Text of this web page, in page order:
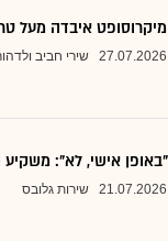
מיקרוסופט איבדה מעל
27.07.2026 שירי חביב
"באופן אישי, לא": משקיע
21.07.2026 שירות גלובס